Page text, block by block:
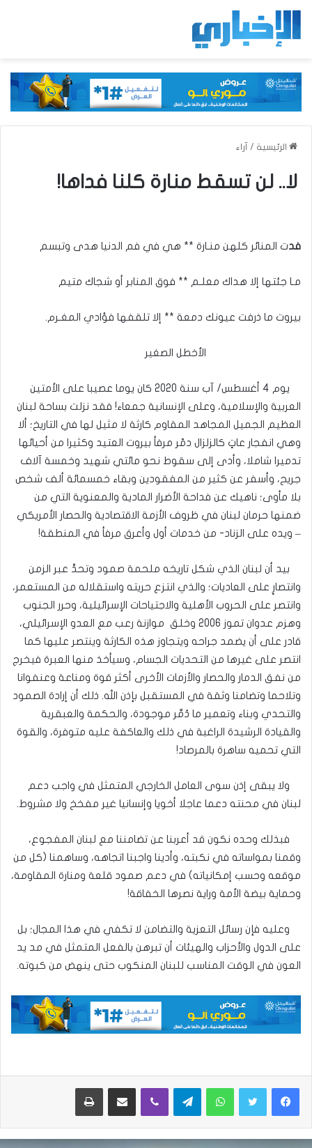
الرئيسية / آراء
لا.. لن تسقط منارة كلنا فداها!
فدت المنائر كلهن منـارة ** هي في فم الدنيا هدى وتبسم
مـا جئتها إلا هداك معلـم ** فوق المنابر أو شجاك متيم
بيروت ما ذرفت عيونك دمعة ** إلا تلقفها فؤادي المغـرم.
الأخطل الصغير
يوم 4 أغسطس/ آب سنة 2020 كان يوما عصيبا على الأمتين
العربية والإسلامية، وعلى الإنسانية جمعاء! فقد نزلت بساحة لبنان
العظيم الجميل المجاهد المقاوم كارثة لا مثيل لها في التاريخ؛ ألا
وهي انفجار عاتٍ كالزلزال دمّر مرفأ بيروت العتيد وكثيرا من أحيائها
تدميرا شاملا، وأدى إلى سقوط نحو مائتي شهيد وخمسة آلاف
جريح، وأسفر عن كثير من المفقودين وبقاء خمسمائة ألف شخص
بلا مأوى؛ ناهيك عن فداحة الأضرار المادية والمعنوية التي من
ضمنها حرمان لبنان في ظروف الأزمة الاقتصادية والحصار الأمريكي
– ويده على الزناد- من خدمات أول وأعرق مرفأ في المنطقة!
بيد أن لبنان الذي شكل تاريخه ملحمة صمود وتحدٍّ عبر الزمن
وانتصارٍ على العاديات؛ والذي انتزع حريته واستقلاله من المستعمر،
وانتصر على الحروب الأهلية والاجتياحات الإسرائيلية، وحرر الجنوب
وهزم عدوان تموز 2006 وخلق موازنة رعب مع العدو الإسرائيلي،
قادر على أن يضمد جراحه ويتجاوز هذه الكارثة وينتصر عليها كما
انتصر على غيرها من التحديات الجسام، وسيأخذ منها العبرة فيخرج
من نفق الدمار والحصار والأزمات الأخرى أكثر قوة ومناعة وعنفوانا
وتلاحما وتضامنا وثقة في المستقبل بإذن الله. ذلك أن إرادة الصمود
والتحدي وبناء وتعمير ما دُمِّر موجودة، والحكمة والعبقرية
والقيادة الرشيدة الراغبة في ذلك والعاكفة عليه متوفرة، والقوة
التي تحميه ساهرة بالمرصاد!
ولا يبقى إذن سوى العامل الخارجي المتمثل في واجب دعم
لبنان في محنته دعما عاجلا أخويا وإنسانيا غير مفخخ ولا مشروط.
فبذلك وحده نكون قد أعربنا عن تضامننا مع لبنان المفجوع،
وقمنا بمواساته في نكبته، وأدينا واجبنا اتجاهه، وساهمنا (كل من
موقعه وحسب إمكانياته) في دعم صمود قلعة ومنارة المقاومة،
وحماية بيضة الأمة وراية نصرها الخفاقة!
وعليه فإن رسائل التعزية والتضامن لا تكفي في هذا المجال؛ بل
على الدول والأحزاب والهيئات أن تبرهن بالفعل المتمثل في مد يد
العون في الوقت المناسب للبنان المنكوب حتى ينهض من كبوته.
واتساب تيلقرام ڤايبر مشاركة عبر البريد طباعة